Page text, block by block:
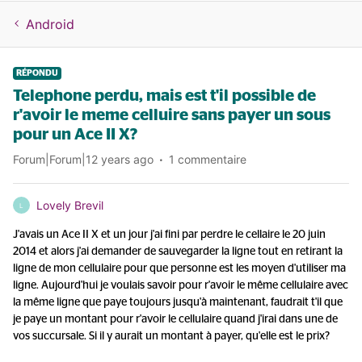
Android
RÉPONDU
Telephone perdu, mais est t'il possible de
r'avoir le meme celluire sans payer un sous
pour un Ace II X?
Forum|Forum|12 years ago 1 commentaire
L Lovely Brevil
J'avais un Ace II X et un jour j'ai fini par perdre le cellaire le 20 juin
2014 et alors j'ai demander de sauvegarder la ligne tout en retirant la
ligne de mon cellulaire pour que personne est les moyen d'utiliser ma
ligne. Aujourd'hui je voulais savoir pour r'avoir le même cellulaire avec
la même ligne que paye toujours jusqu'à maintenant, faudrait t'il que
je paye un montant pour r'avoir le cellulaire quand j'irai dans une de
vos succursale. Si il y aurait un montant à payer, qu'elle est le prix?